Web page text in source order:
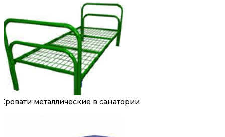
Кровати металлические в санатории